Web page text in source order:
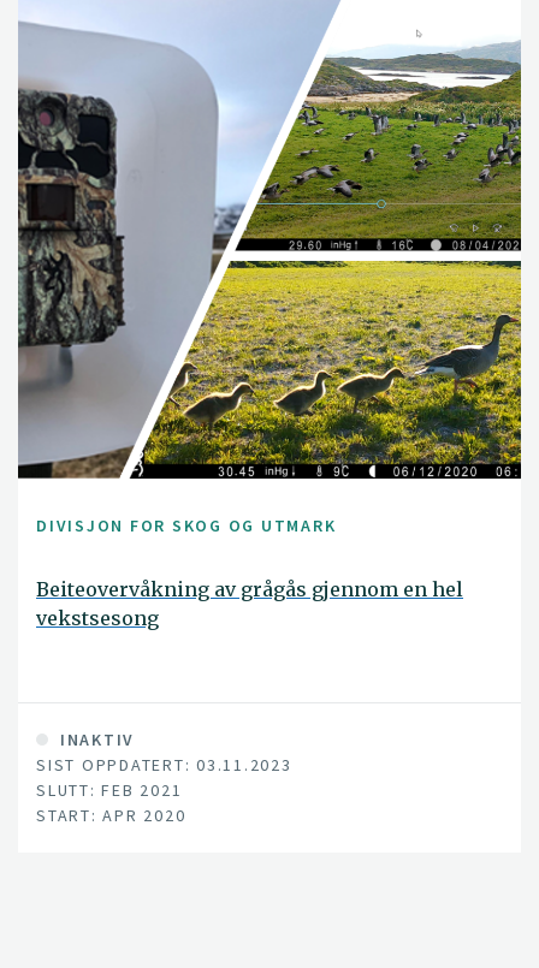
DIVISJON FOR SKOG OG UTMARK
Beiteovervåkning av grågås gjennom en hel
vekstsesong
INAKTIV
SIST OPPDATERT: 03.11.2023
SLUTT: FEB 2021
START: APR 2020